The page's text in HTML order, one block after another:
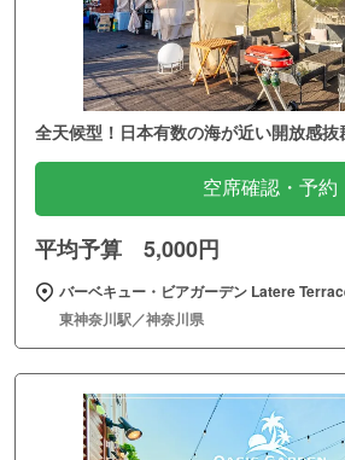
全天候型！日本有数の海が近い開放感
空席確認・予約
平均予算 5,000円
バーベキュー・ビアガーデン Latere
東神奈川駅／神奈川県